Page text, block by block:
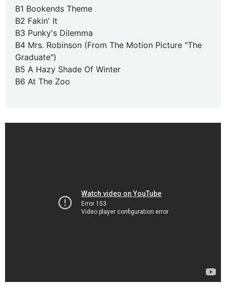
B1 Bookends Theme
B2 Fakin' It
B3 Punky's Dilemma
B4 Mrs. Robinson (From The Motion Picture "The
Graduate")
B5 A Hazy Shade Of Winter
B6 At The Zoo